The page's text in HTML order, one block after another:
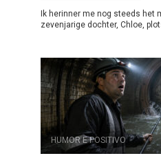
Ik herinner me nog steeds het
zevenjarige dochter, Chloe,
HUMOR E POSITIVO